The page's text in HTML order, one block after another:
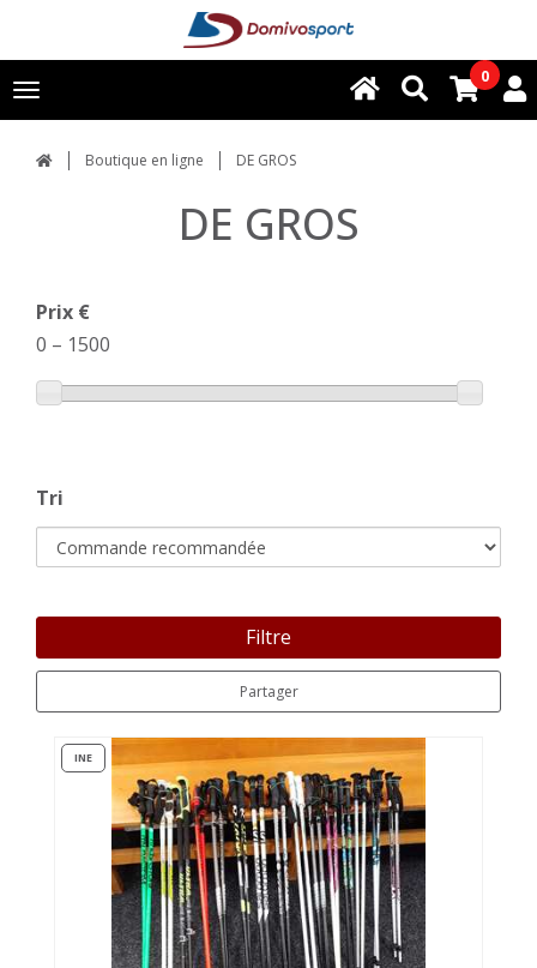
Toggle
navigation
0
Boutique en ligne DE GROS
DE GROS
Prix €
0 – 1500
Tri
Filtre
Partager
INE